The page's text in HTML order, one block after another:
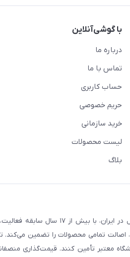
با گوشی‌آنلاین
درباره ما
تماس با ما
حساب کاربری
حریم خصوصی
خرید سازمانی
لیست محصولات
بلاگ
فروشگاه گوشی آنلاین به‌عنوان یکی از
اصالت تمامی محصولات را تضمین می‌کند.
معتبر تأمین کنند. قیمت‌گذاری